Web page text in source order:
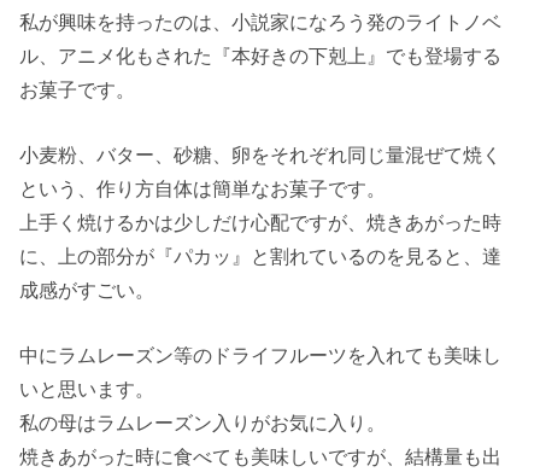
私が興味を持ったのは、小説家になろう発のライトノベ
ル、アニメ化もされた『本好きの下剋上』でも登場する
お菓子です。
小麦粉、バター、砂糖、卵をそれぞれ同じ量混ぜて焼く
という、作り方自体は簡単なお菓子です。
上手く焼けるかは少しだけ心配ですが、焼きあがった時
に、上の部分が『パカッ』と割れているのを見ると、達
成感がすごい。
中にラムレーズン等のドライフルーツを入れても美味し
いと思います。
私の母はラムレーズン入りがお気に入り。
焼きあがった時に食べても美味しいですが、結構量も出